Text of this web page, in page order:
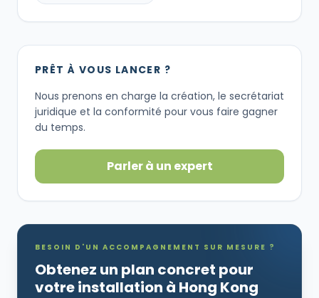
PRÊT À VOUS LANCER ?
Nous prenons en charge la création, le secrétariat
juridique et la conformité pour vous faire gagner
du temps.
Parler à un expert
BESOIN D'UN ACCOMPAGNEMENT SUR MESURE ?
Obtenez un plan concret pour
votre installation à Hong Kong